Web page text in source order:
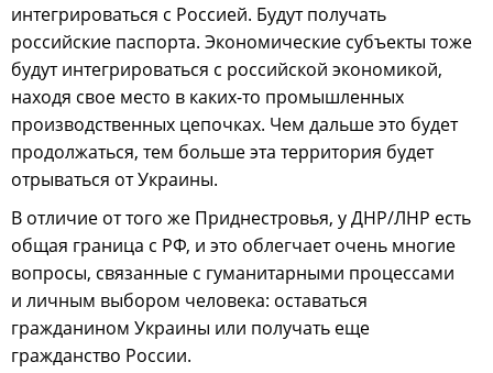
интегрироваться с Россией. Будут получать
российские паспорта. Экономические субъекты тоже
будут интегрироваться с российской экономикой,
находя свое место в каких-то промышленных
производственных цепочках. Чем дальше это будет
продолжаться, тем больше эта территория будет
отрываться от Украины.
В отличие от того же Приднестровья, у ДНР/ЛНР есть
общая граница с РФ, и это облегчает очень многие
вопросы, связанные с гуманитарными процессами
и личным выбором человека: оставаться
гражданином Украины или получать еще
гражданство России.